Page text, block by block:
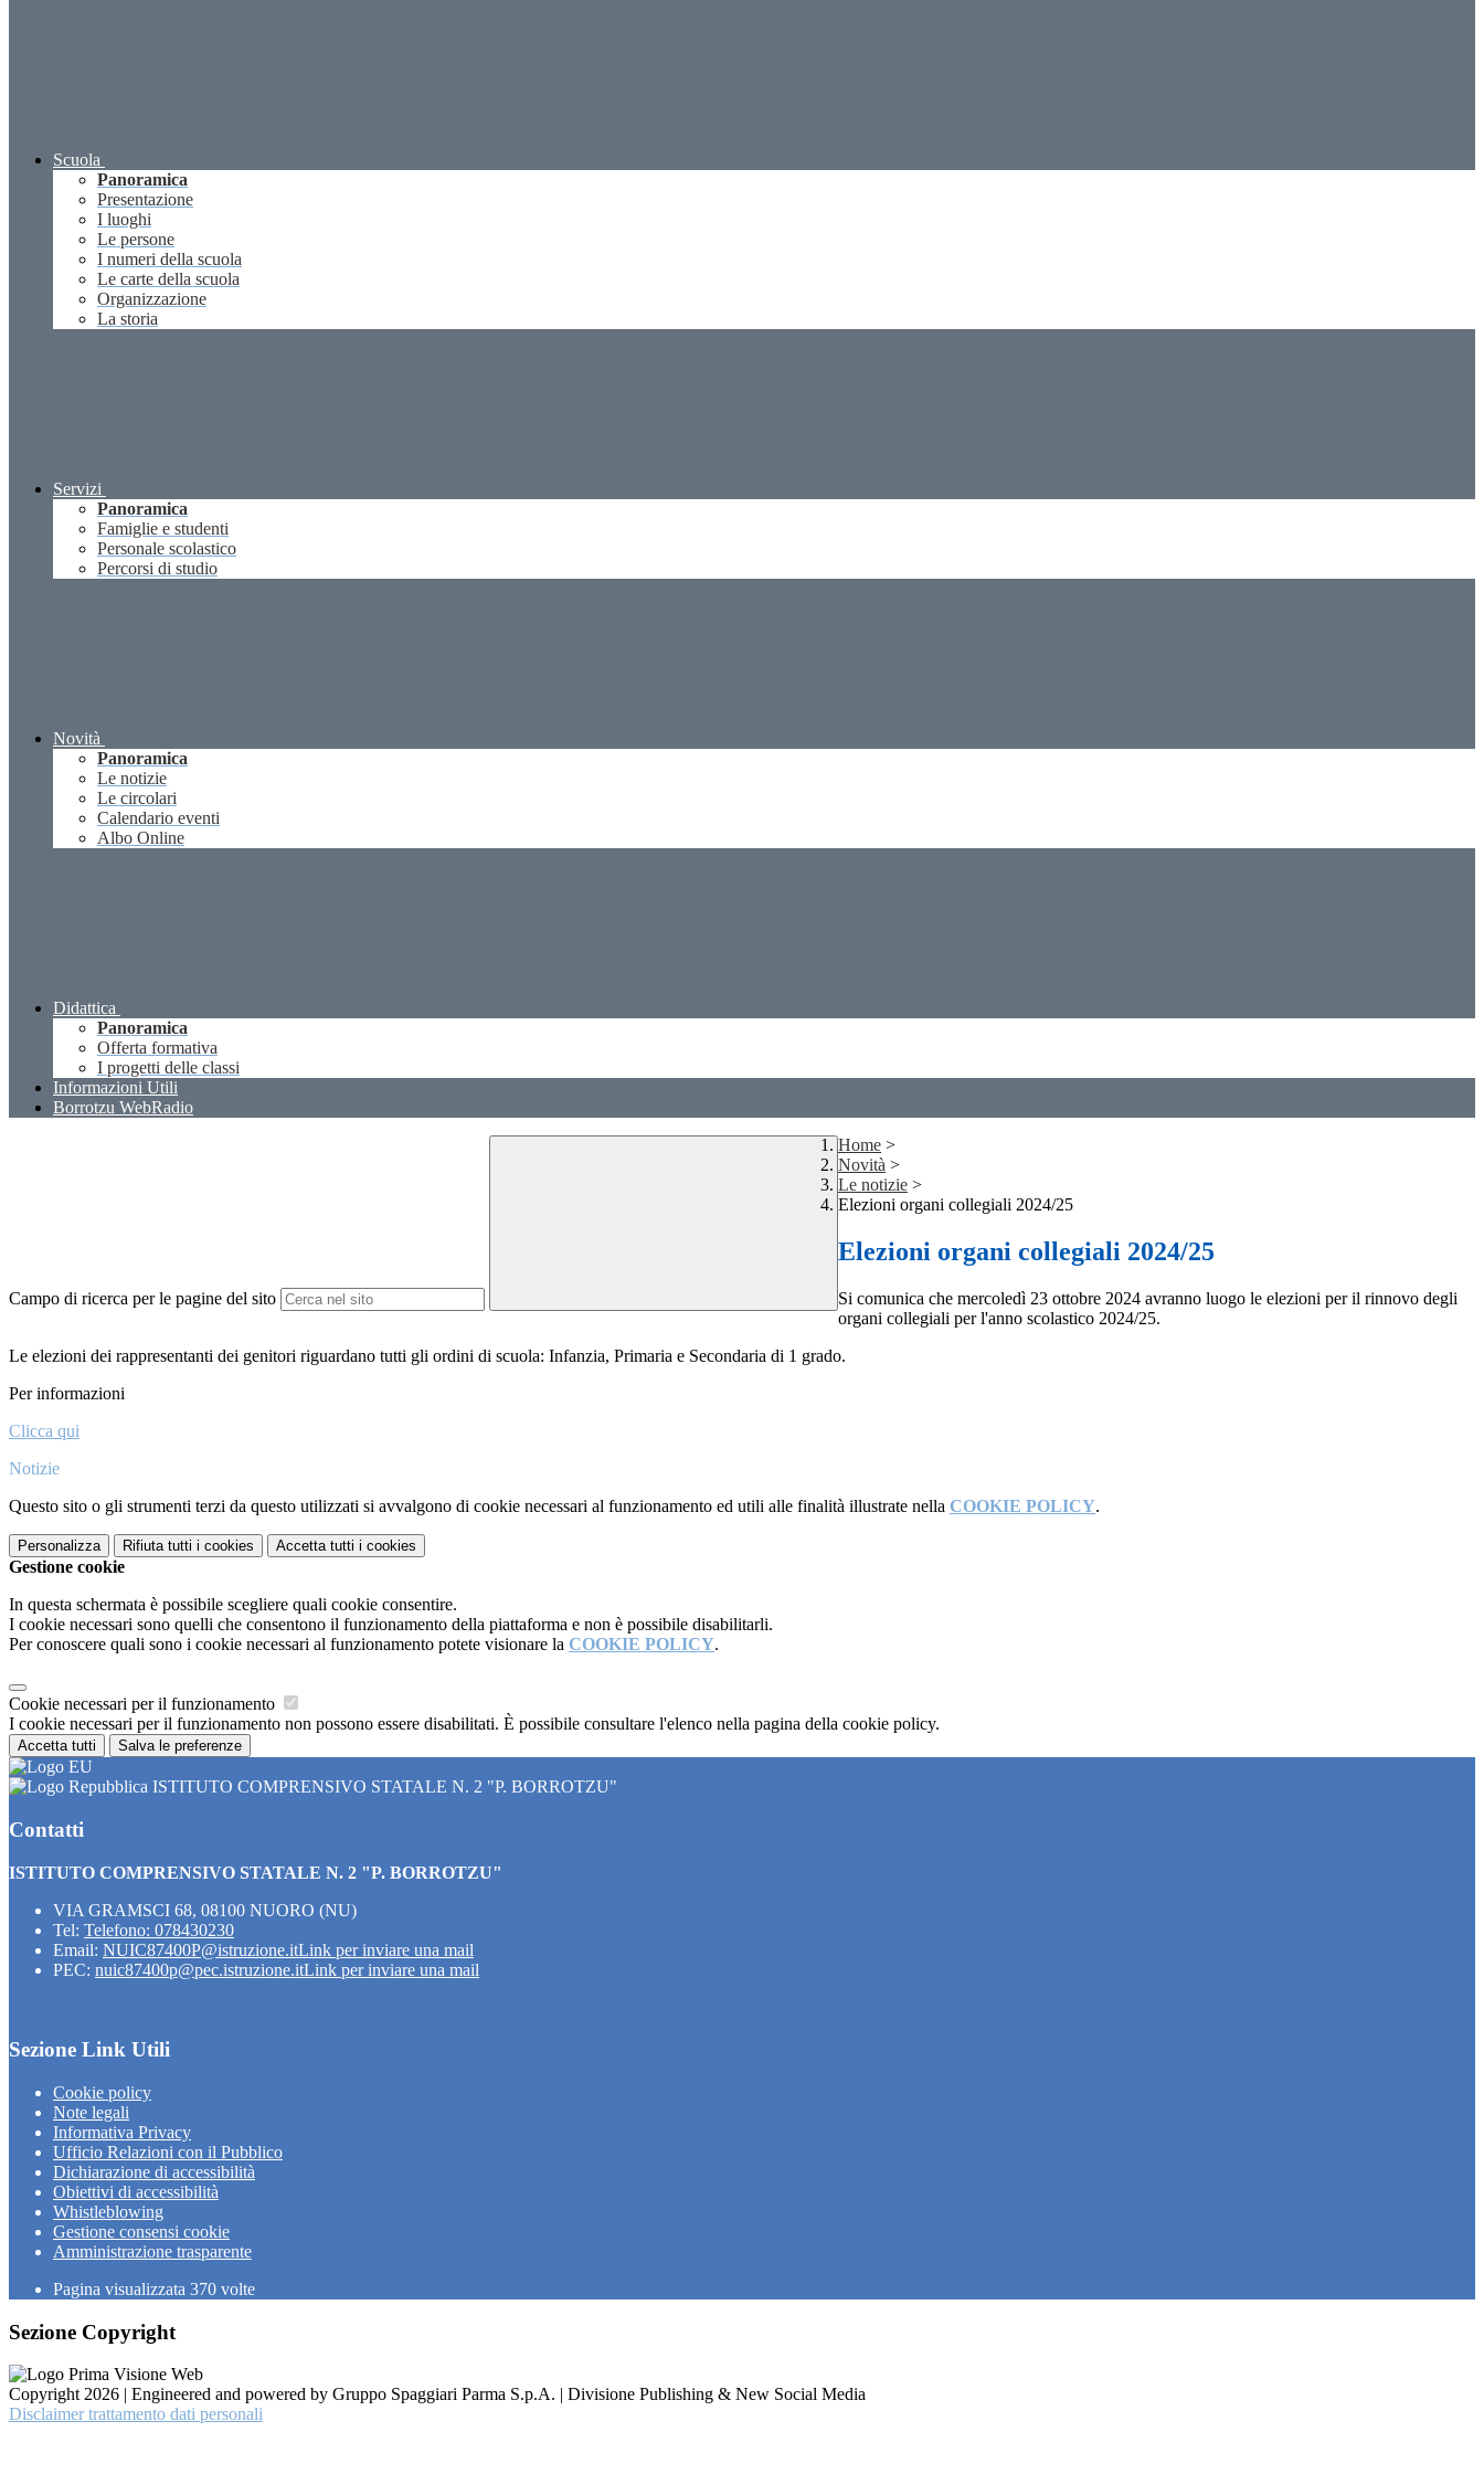
Scuola
Panoramica
Presentazione
I luoghi
Le persone
I numeri della scuola
Le carte della scuola
Organizzazione
La storia
Servizi
Panoramica
Famiglie e studenti
Personale scolastico
Percorsi di studio
Novità
Panoramica
Le notizie
Le circolari
Calendario eventi
Albo Online
Didattica
Panoramica
Offerta formativa
I progetti delle classi
Informazioni Utili
Borrotzu WebRadio
Campo di ricerca per le pagine del sito
Home >
Novità >
Le notizie >
Elezioni organi collegiali 2024/25
Elezioni organi collegiali 2024/25
Si comunica che mercoledì 23 ottobre 2024 avranno luogo le elezioni per il rinnovo degli
organi collegiali per l'anno scolastico 2024/25.
Le elezioni dei rappresentanti dei genitori riguardano tutti gli ordini di scuola: Infanzia, Primaria e Secondaria di 1 grado.
Per informazioni
Clicca qui
Notizie
Questo sito o gli strumenti terzi da questo utilizzati si avvalgono di cookie necessari al funzionamento ed utili alle finalità illustrate nella COOKIE POLICY.
Personalizza Rifiuta tutti i cookies Accetta tutti i cookies
Gestione cookie
In questa schermata è possibile scegliere quali cookie consentire.
I cookie necessari sono quelli che consentono il funzionamento della piattaforma e non è possibile disabilitarli.
Per conoscere quali sono i cookie necessari al funzionamento potete visionare la COOKIE POLICY.
Cookie necessari per il funzionamento
I cookie necessari per il funzionamento non possono essere disabilitati. È possibile consultare l'elenco nella pagina della cookie policy.
Accetta tutti Salva le preferenze
ISTITUTO COMPRENSIVO STATALE N. 2 "P. BORROTZU"
Contatti
ISTITUTO COMPRENSIVO STATALE N. 2 "P. BORROTZU"
VIA GRAMSCI 68, 08100 NUORO (NU)
Tel: Telefono: 078430230
Email: NUIC87400P@istruzione.itLink per inviare una mail
PEC: nuic87400p@pec.istruzione.itLink per inviare una mail
Sezione Link Utili
Cookie policy
Note legali
Informativa Privacy
Ufficio Relazioni con il Pubblico
Dichiarazione di accessibilità
Obiettivi di accessibilità
Whistleblowing
Gestione consensi cookie
Amministrazione trasparente
Pagina visualizzata 370 volte
Sezione Copyright
Copyright 2026 | Engineered and powered by Gruppo Spaggiari Parma S.p.A. | Divisione Publishing & New Social Media
Disclaimer trattamento dati personali